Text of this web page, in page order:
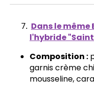
Dans le même
l'hybride
Composition :
garnis crème
mousseline,